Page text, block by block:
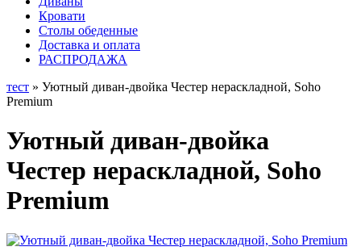
Кровати
Столы обеденные
Доставка и оплата
РАСПРОДАЖА
тест » Уютный диван-двойка Честер нераскладной, Soho
Premium
Уютный диван-двойка
Честер нераскладной, Soho
Premium